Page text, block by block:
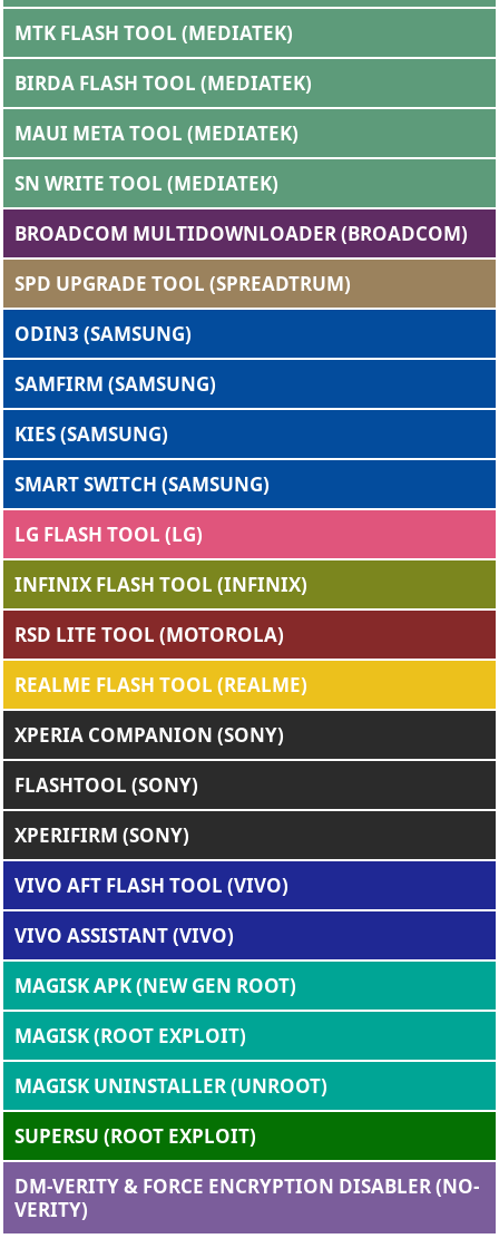
MTK FLASH TOOL (MEDIATEK)
BIRDA FLASH TOOL (MEDIATEK)
MAUI META TOOL (MEDIATEK)
SN WRITE TOOL (MEDIATEK)
BROADCOM MULTIDOWNLOADER (BROADCOM)
SPD UPGRADE TOOL (SPREADTRUM)
ODIN3 (SAMSUNG)
SAMFIRM (SAMSUNG)
KIES (SAMSUNG)
SMART SWITCH (SAMSUNG)
LG FLASH TOOL (LG)
INFINIX FLASH TOOL (INFINIX)
RSD LITE TOOL (MOTOROLA)
REALME FLASH TOOL (REALME)
XPERIA COMPANION (SONY)
FLASHTOOL (SONY)
XPERIFIRM (SONY)
VIVO AFT FLASH TOOL (VIVO)
VIVO ASSISTANT (VIVO)
MAGISK APK (NEW GEN ROOT)
MAGISK (ROOT EXPLOIT)
MAGISK UNINSTALLER (UNROOT)
SUPERSU (ROOT EXPLOIT)
DM-VERITY & FORCE ENCRYPTION DISABLER (NO-
VERITY)